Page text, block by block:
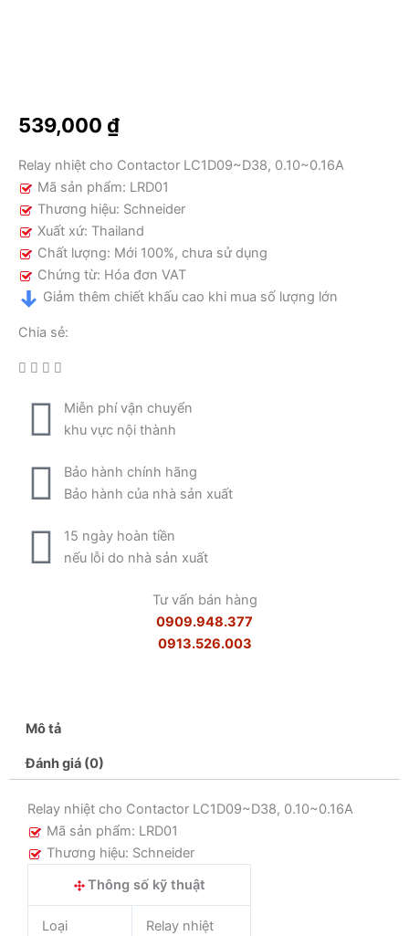
lượng
539,000 ₫
Relay nhiệt cho Contactor LC1D09~D38, 0.10~0.16A
Mã sản phẩm: LRD01
Thương hiệu: Schneider
Xuất xứ: Thailand
Chất lượng: Mới 100%, chưa sử dụng
Chứng từ: Hóa đơn VAT
Giảm thêm chiết khấu cao khi mua số lượng lớn
Chia sẻ:
Miễn phí vận chuyển
khu vực nội thành
Bảo hành chính hãng
Bảo hành của nhà sản xuất
15 ngày hoàn tiền
nếu lỗi do nhà sản xuất
Tư vấn bán hàng
0909.948.377
0913.526.003
Mô tả
Đánh giá (0)
Relay nhiệt cho Contactor LC1D09~D38, 0.10~0.16A
Mã sản phẩm: LRD01
Thương hiệu: Schneider
Thông số kỹ thuật
Loại Relay nhiệt